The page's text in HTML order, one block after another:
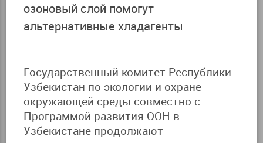
озоновый слой помогут
альтернативные хладагенты
Государственный комитет Республики
Узбекистан по экологии и охране
окружающей среды совместно с
Программой развития ООН в
Узбекистане продолжают